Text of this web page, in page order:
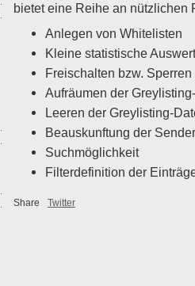
bietet eine Reihe an nützlichen
Anlegen von Whitelisten
Kleine statistische
Freischalten bzw.
Aufräumen der
Leeren der Greylisting-
Beauskunftung der
Suchmöglichkeit
Filterdefinition der
Share Twitter